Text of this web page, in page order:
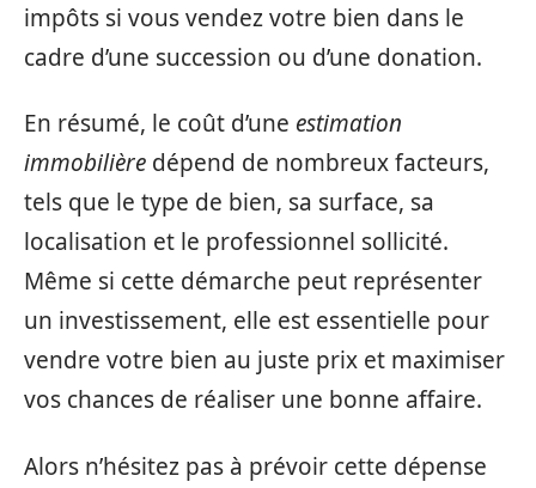
impôts si vous vendez votre bien dans le
cadre d’une succession ou d’une donation.
En résumé, le coût d’une estimation
immobilière dépend de nombreux facteurs,
tels que le type de bien, sa surface, sa
localisation et le professionnel sollicité.
Même si cette démarche peut représenter
un investissement, elle est essentielle pour
vendre votre bien au juste prix et maximiser
vos chances de réaliser une bonne affaire.
Alors n’hésitez pas à prévoir cette dépense